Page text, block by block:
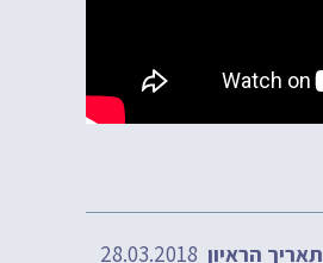
תאריך הראיון